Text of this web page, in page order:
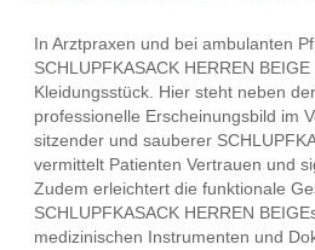
In Arztpraxen und bei ambulanten
SCHLUPFKASACK HERREN
Kleidungsstück. Hier steht neben
professionelle Erscheinungsbild im
sitzender und sauberer
vermittelt Patienten Vertrauen und
Zudem erleichtert die funktionale
SCHLUPFKASACK HERREN
medizinischen Instrumenten und